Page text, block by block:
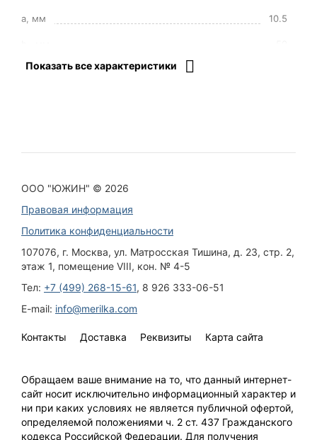
a, мм 10.5
b₂, мм
Масса, не более
Материал и твердость
Марка стали 40ХФА ГОСТ 4543-2016
Твердость, HRC
2838-80
Описание
зевом двусторонних – соединение либо разъединение
резьбовых соединений путем закручивания либо
раскручивания гаек или болтов. Ключ имеет
цельнометаллическую конструкцию, рабочий элемент
захватывает две параллельные грани гайки либо болта.
Показать все характеристики
ООО "ЮЖИН" © 2026
Правовая информация
Политика конфиденциальности
107076, г. Москва, ул. Матросская Тишина, д. 23, стр. 2,
этаж 1, помещение VIII, кон. № 4-5
Тел: +7 (499) 268-15-61, 8 926 333-06-51
E-mail: info@merilka.com
Контакты Доставка Реквизиты Карта сайта
Обращаем ваше внимание на то, что данный интернет-
сайт носит исключительно информационный характер и
ни при каких условиях не является публичной офертой,
определяемой положениями ч. 2 ст. 437 Гражданского
кодекса Российской Федерации. Для получения